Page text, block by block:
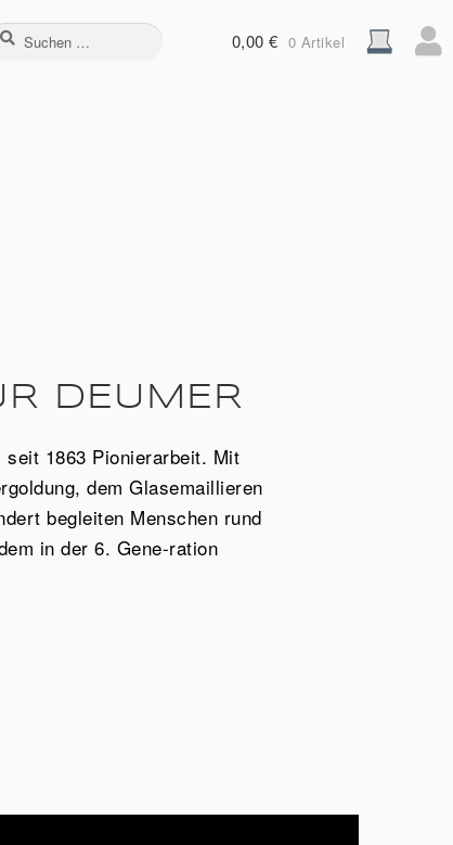
0,00€ 0 Artikel
DEUMER
1863 Pionierarbeit. Mit
dem Glasemaillieren
begleiten Menschen rund
in der 6. Gene-ration